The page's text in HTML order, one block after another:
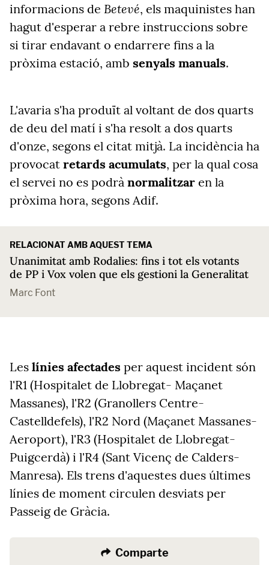
informacions de Betevé, els maquinistes han
hagut d'esperar a rebre instruccions sobre
si tirar endavant o endarrere fins a la
pròxima estació, amb senyals manuals.
L'avaria s'ha produït al voltant de dos quarts
de deu del matí i s'ha resolt a dos quarts
d'onze, segons el citat mitjà. La incidència ha
provocat retards acumulats, per la qual cosa
el servei no es podrà normalitzar en la
pròxima hora, segons Adif.
RELACIONAT AMB AQUEST TEMA
Unanimitat amb Rodalies: fins i tot els votants
de PP i Vox volen que els gestioni la Generalitat
Marc Font
Les línies afectades per aquest incident són
l'R1 (Hospitalet de Llobregat- Maçanet
Massanes), l'R2 (Granollers Centre-
Castelldefels), l'R2 Nord (Maçanet Massanes-
Aeroport), l'R3 (Hospitalet de Llobregat-
Puigcerdà) i l'R4 (Sant Vicenç de Calders-
Manresa). Els trens d'aquestes dues últimes
línies de moment circulen desviats per
Passeig de Gràcia.
Comparte